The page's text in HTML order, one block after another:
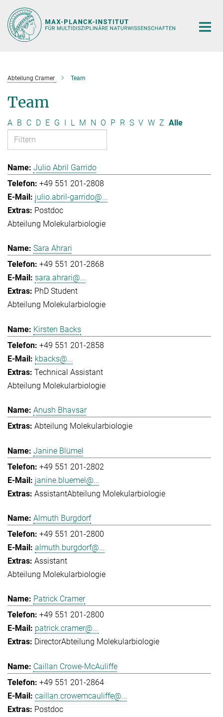
Hauptinhalt
Abteilung Cramer Team
Team
A B C D E G I L M N O P R S V W Z Alle
Julio Abril Garrido
+49 551 201-2808
julio.abril-garrido@...
Postdoc
Abteilung Molekularbiologie
Sara Ahrari
+49 551 201-2868
sara.ahrari@...
PhD Student
Abteilung Molekularbiologie
Kirsten Backs
+49 551 201-2858
kbacks@...
Technical Assistant
Abteilung Molekularbiologie
Anush Bhavsar
Abteilung Molekularbiologie
Janine Blümel
+49 551 201-2802
janine.bluemel@...
AssistantAbteilung Molekularbiologie
Almuth Burgdorf
+49 551 201-2800
almuth.burgdorf@...
Assistant
Abteilung Molekularbiologie
Patrick Cramer
+49 551 201-2800
patrick.cramer@...
DirectorAbteilung Molekularbiologie
Caillan Crowe-McAuliffe
+49 551 201-2864
caillan.crowemcauliffe@...
Postdoc